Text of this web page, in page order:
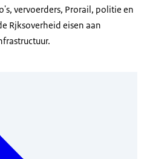
vervoerders, Prorail, politie en
Rjksoverheid eisen aan